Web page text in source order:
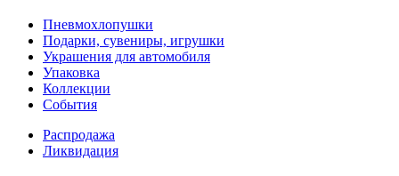
Пневмохлопушки
Подарки, сувениры, игрушки
Украшения для автомобиля
Упаковка
Коллекции
События
Распродажа
Ликвидация